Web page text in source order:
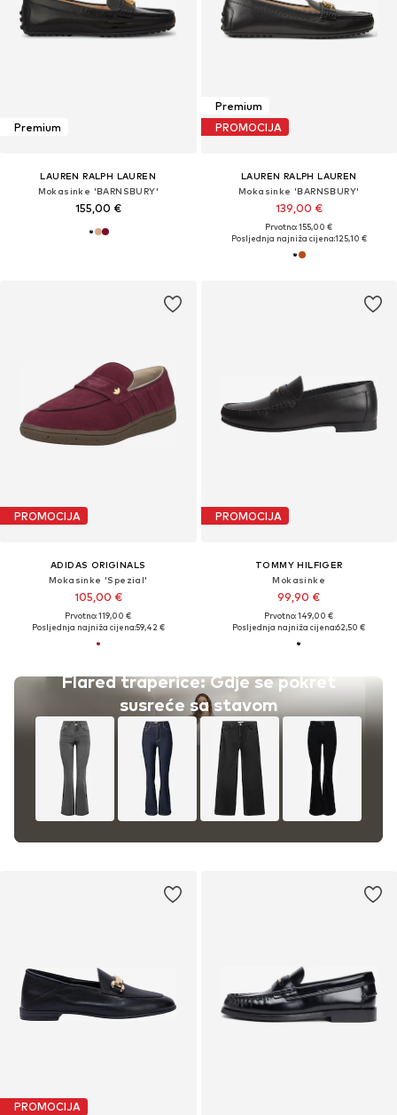
Premium
LAUREN RALPH LAUREN
Mokasinke 'BARNSBURY'
155,00 €
Premium
PROMOCIJA
LAUREN RALPH LAUREN
Mokasinke 'BARNSBURY'
139,00 €
Prvotno: 155,00 €
Posljednja najniža cijena:125,10 €
PROMOCIJA
ADIDAS ORIGINALS
Mokasinke 'Spezial'
105,00 €
Prvotno: 119,00 €
Posljednja najniža cijena:59,42 €
Flared traperice: Gdje se pokret
susreće sa stavom
PROMOCIJA
TOMMY HILFIGER
Mokasinke
99,90 €
Prvotno: 149,00 €
Posljednja najniža cijena:62,50 €
PROMOCIJA